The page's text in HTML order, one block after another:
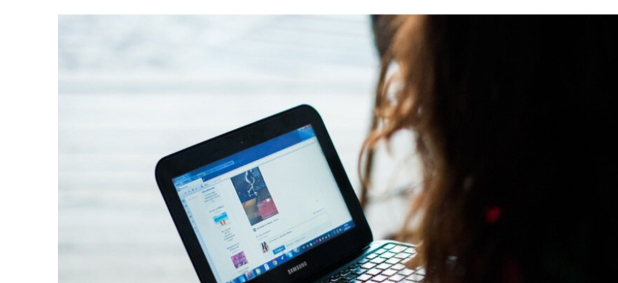
9 Мая — День
Победы!
Уникальное
северное
сияние
запечатлели
над Балтикой